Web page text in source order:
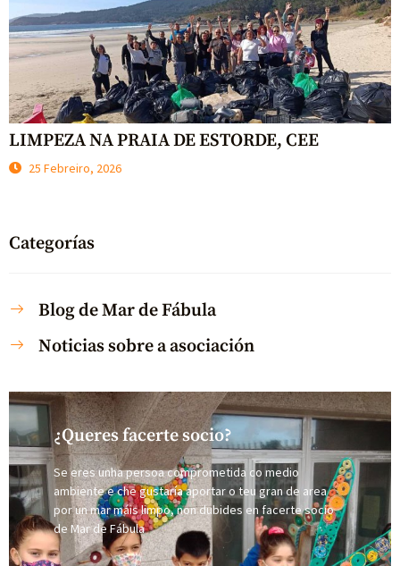
LIMPEZA NA PRAIA DE ESTORDE, CEE
25 Febreiro, 2026
Categorías
Blog de Mar de Fábula
Noticias sobre a asociación
¿Queres facerte socio?
Se eres unha persoa comprometida co medio
ambiente e che gustaría aportar o teu gran de area
por un mar máis limpo, non dubides en facerte socio
de Mar de Fábula